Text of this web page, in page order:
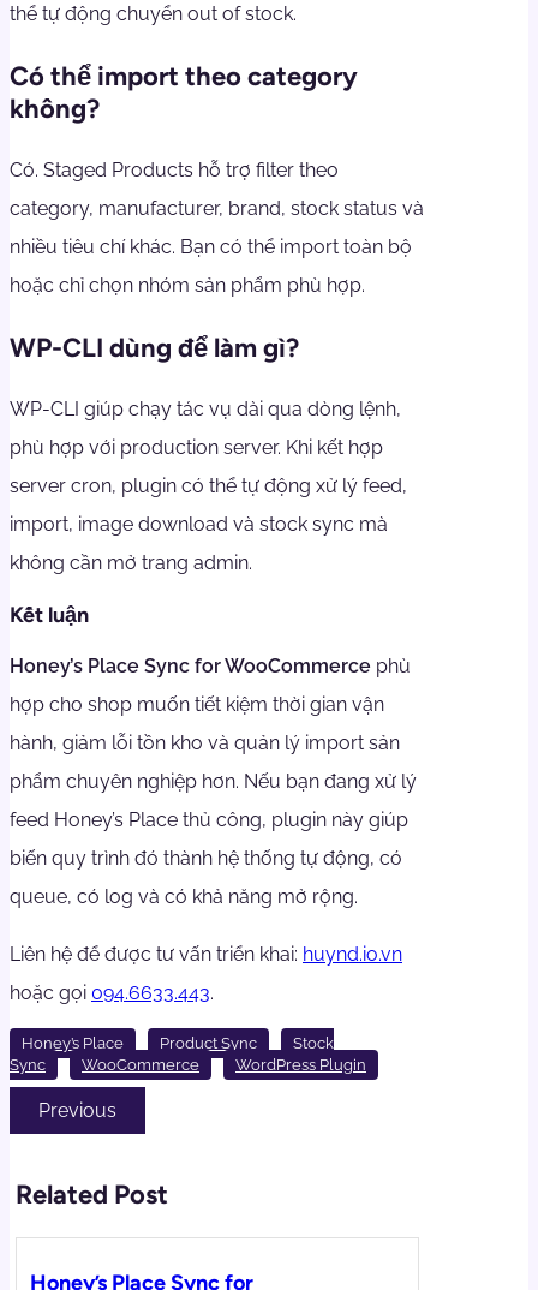
thể tự động chuyển out of stock.
Có thể import theo category
không?
Có. Staged Products hỗ trợ filter theo
category, manufacturer, brand, stock status và
nhiều tiêu chí khác. Bạn có thể import toàn bộ
hoặc chỉ chọn nhóm sản phẩm phù hợp.
WP-CLI dùng để làm gì?
WP-CLI giúp chạy tác vụ dài qua dòng lệnh,
phù hợp với production server. Khi kết hợp
server cron, plugin có thể tự động xử lý feed,
import, image download và stock sync mà
không cần mở trang admin.
Kết luận
Honey’s Place Sync for WooCommerce phù
hợp cho shop muốn tiết kiệm thời gian vận
hành, giảm lỗi tồn kho và quản lý import sản
phẩm chuyên nghiệp hơn. Nếu bạn đang xử lý
feed Honey’s Place thủ công, plugin này giúp
biến quy trình đó thành hệ thống tự động, có
queue, có log và có khả năng mở rộng.
Liên hệ để được tư vấn triển khai: huynd.io.vn
hoặc gọi 094.6633.443.
Honey’s Place Product Sync
Stock
Sync
WooCommerce WordPress Plugin
Previous
Related Post
Honey’s Place Sync for